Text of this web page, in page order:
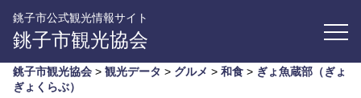
銚子市公式観光情報サイト
銚子市観光協会
銚子市観光協会 > 観光データ > グルメ > 和食 > ぎょ魚蔵部（ぎょ
ぎょくらぶ）